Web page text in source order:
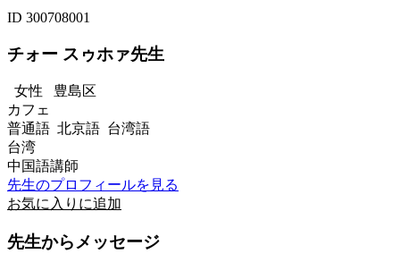
ID 300708001
チォー スゥホァ先生
女性 豊島区
カフェ
普通語 北京語 台湾語
台湾
中国語講師
先生のプロフィールを見る
お気に入りに追加
先生からメッセージ